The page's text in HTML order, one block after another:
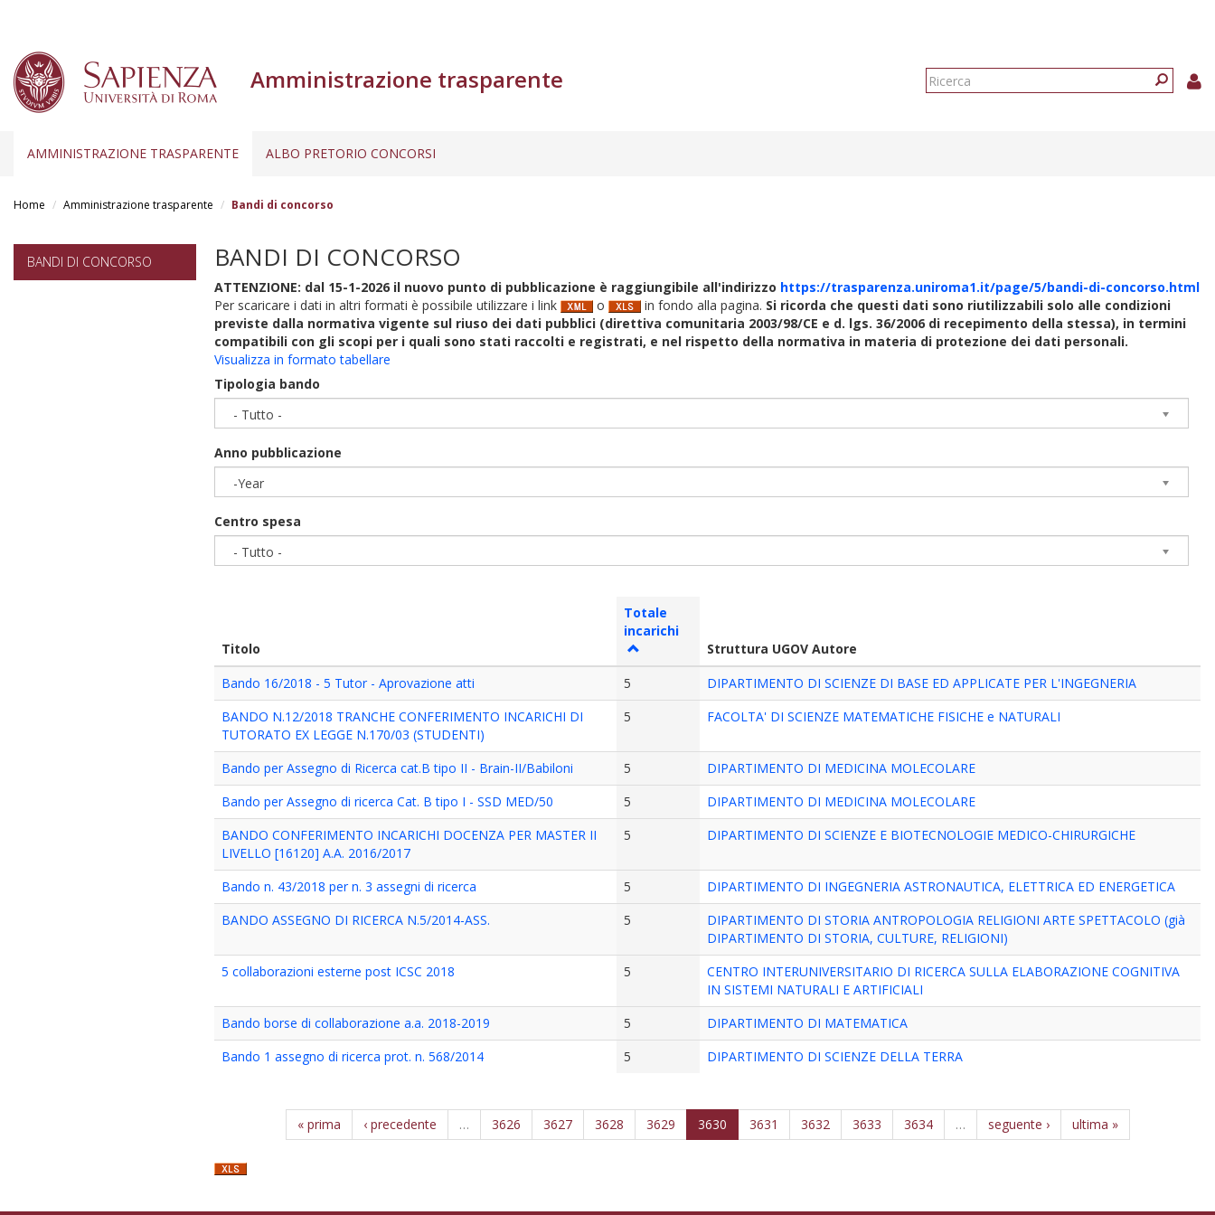
Amministrazione trasparente
Form
AMMINISTRAZIONE TRASPARENTE ALBO PRETORIO CONCORSI
Home Amministrazione trasparente Bandi di concorso
BANDI DI CONCORSO BANDI DI CONCORSO
ATTENZIONE: dal 15-1-2026 il nuovo punto di pubblicazione è raggiungibile all'indirizzo https://trasparenza.uniroma1.it/page/5/bandi-di-concorso.html
Per scaricare i dati in altri formati è possibile utilizzare i link
o in fondo alla pagina. Si ricorda che questi dati sono riutilizzabili solo alle condizioni
previste dalla normativa vigente sul riuso dei dati pubblici (direttiva comunitaria 2003/98/CE e d. lgs. 36/2006 di recepimento della stessa), in termini
compatibili con gli scopi per i quali sono stati raccolti e registrati, e nel rispetto della normativa in materia di protezione dei dati personali.
Visualizza in formato tabellare
Tipologia bando
- Tutto -
Anno pubblicazione
-Year
Centro spesa
- Tutto -
Titolo
Totale
incarichi
Struttura UGOV Autore
Bando 16/2018 - 5 Tutor - Aprovazione atti
5
DIPARTIMENTO DI SCIENZE DI BASE ED APPLICATE PER L'INGEGNERIA
BANDO N.12/2018 TRANCHE CONFERIMENTO INCARICHI DI
TUTORATO EX LEGGE N.170/03 (STUDENTI)
5 FACOLTA' DI SCIENZE MATEMATICHE FISICHE e NATURALI
Bando per Assegno di Ricerca cat.B tipo II - Brain-II/Babiloni 5
DIPARTIMENTO DI MEDICINA MOLECOLARE
Bando per Assegno di ricerca Cat. B tipo I - SSD MED/50
5
DIPARTIMENTO DI MEDICINA MOLECOLARE
BANDO CONFERIMENTO INCARICHI DOCENZA PER MASTER II
LIVELLO [16120] A.A. 2016/2017
5 DIPARTIMENTO DI SCIENZE E BIOTECNOLOGIE MEDICO-CHIRURGICHE
Bando n. 43/2018 per n. 3 assegni di ricerca 5
DIPARTIMENTO DI INGEGNERIA ASTRONAUTICA, ELETTRICA ED ENERGETICA
BANDO ASSEGNO DI RICERCA N.5/2014-ASS.
5
DIPARTIMENTO DI STORIA ANTROPOLOGIA RELIGIONI ARTE SPETTACOLO (già
DIPARTIMENTO DI STORIA, CULTURE, RELIGIONI)
5 collaborazioni esterne post ICSC 2018
5
CENTRO INTERUNIVERSITARIO DI RICERCA SULLA ELABORAZIONE COGNITIVA
IN SISTEMI NATURALI E ARTIFICIALI
Bando borse di collaborazione a.a. 2018-2019
5
DIPARTIMENTO DI MATEMATICA
Bando 1 assegno di ricerca prot. n. 568/2014
5 DIPARTIMENTO DI SCIENZE DELLA TERRA
« prima ‹ precedente … 3626 3627 3628 3629 3630 3631 3632 3633 3634 … seguente › ultima »